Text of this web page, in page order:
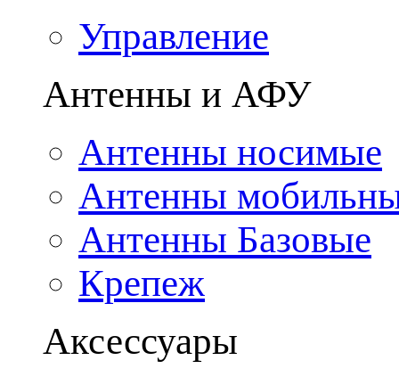
Управление
Антенны и АФУ
Антенны носимые
Антенны
Антенны Базовые
Крепеж
Аксессуары